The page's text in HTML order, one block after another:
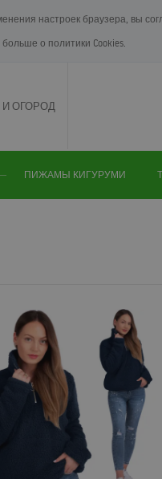
настроек браузера, вы
больше о политики Cookies.
И ОГОРОД
ПИЖАМЫ КИГУРУМИ